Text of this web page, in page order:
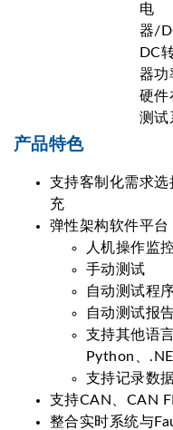
产品特色
支持客制化需求
充
弹性架构软件平台
人机操作监
手动测试
自动测试程
自动测试报
支持其他语
Python、
支持记录数
支持CAN、CAN
整合实时系统与